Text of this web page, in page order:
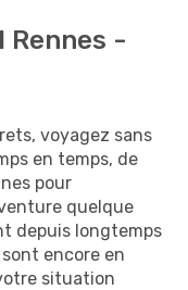
Rennes -
voyagez sans
en temps, de
pour
quelque
depuis longtemps
encore en
situation